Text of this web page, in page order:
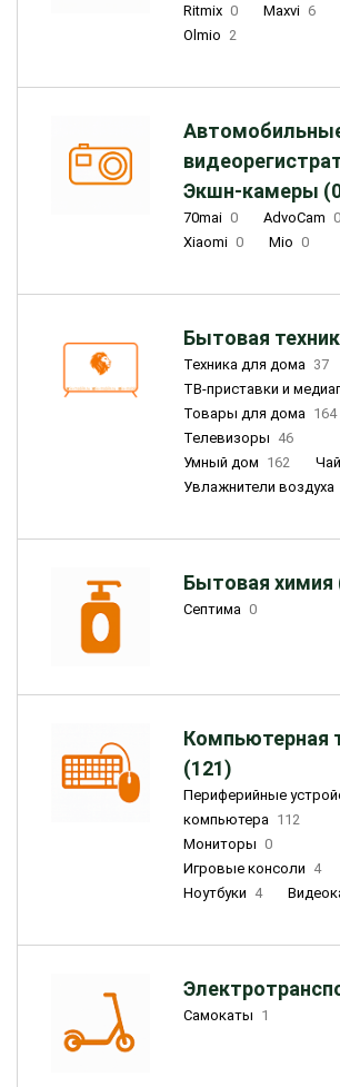
Ritmix 0 Maxvi 6
Olmio 2
Экшн-камеры
70mai 0 AdvoCam 0
Xiaomi 0 Mio 0
Бытовая
Техника для дома 37
ТВ-приставки и
Товары для дома 164
Телевизоры 46
Умный дом 162
Увлажнители воздуха
Бытовая химия
Септима 0
Компьютерная
(121)
Периферийные
компьютера 112
Мониторы 0
Игровые консоли 4
Ноутбуки 4
Самокаты 1